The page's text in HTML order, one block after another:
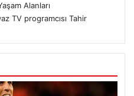
Alanları
TV programcısı Tahir